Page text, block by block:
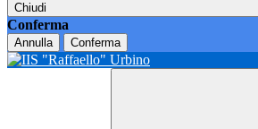
Chiudi
Conferma
Annulla Conferma